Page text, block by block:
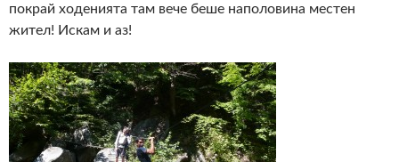
покрай ходенията там вече беше наполовина местен
жител! Искам и аз!